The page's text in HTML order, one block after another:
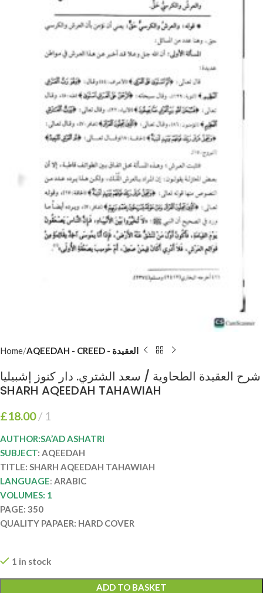
Home AQEEDAH - CREED - العقيدة
شرح العقيدة الطحاوية / سعد الشتري. دار كنوز إشبيليا
SHARH AQEEDAH TAHAWIAH
£18.00 1
AUTHOR:SA’AD ASHATRI
SUBJECT: AQEEDAH
TITLE: SHARH AQEEDAH TAHAWIAH
LANGUAGE: ARABIC
VOLUMES: 1
PAGE: 350
QUALITY PAPAER: HARD COVER
1 in stock
ADD TO BASKET